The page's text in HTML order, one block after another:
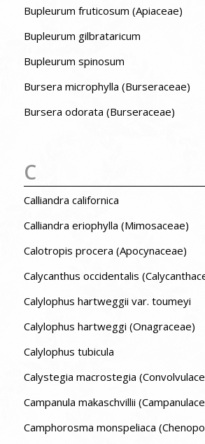
Bupleurum fruticosum (Apiaceae)
Bupleurum gilbrataricum
Bupleurum spinosum
Bursera microphylla (Burseraceae)
Bursera odorata (Burseraceae)
C
Calliandra californica
Calliandra eriophylla (Mimosaceae)
Calotropis procera (Apocynaceae)
Calycanthus occidentalis
Calylophus hartweggii var. toumeyi
Calylophus hartweggi (Onagraceae)
Calylophus tubicula
Calystegia macrostegia
Campanula makaschvillii
Camphorosma monspeliaca